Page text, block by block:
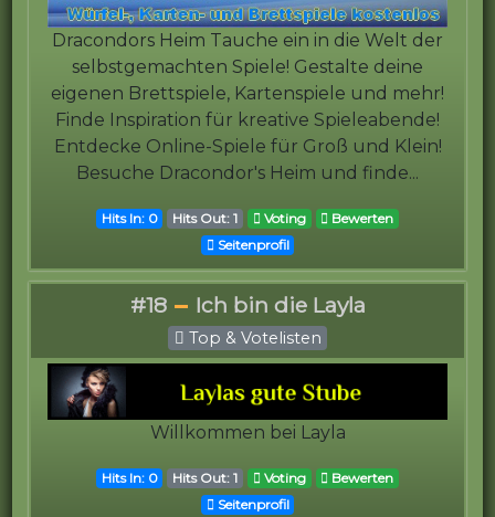
Dracondors Heim Tauche ein in die Welt der
selbstgemachten Spiele! Gestalte deine
eigenen Brettspiele, Kartenspiele und mehr!
Finde Inspiration für kreative Spieleabende!
Entdecke Online-Spiele für Groß und Klein!
Besuche Dracondor's Heim und finde...
Hits In: 0 Hits Out: 1 Voting
Bewerten
Seitenprofil
#18 Ich bin die Layla
Top & Votelisten
Willkommen bei Layla
Hits In: 0 Hits Out: 1 Voting
Bewerten
Seitenprofil